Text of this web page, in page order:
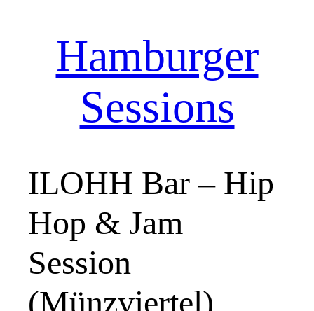
Hamburger
Sessions
ILOHH Bar – Hip
Hop & Jam
Session
(Münzviertel)